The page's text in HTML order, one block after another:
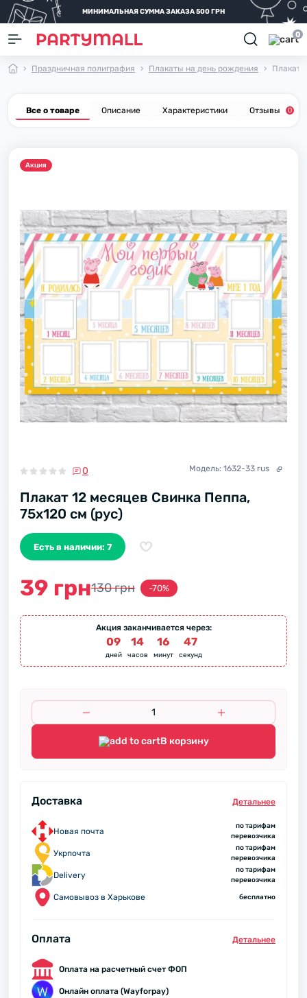
МИНИМАЛЬНАЯ СУММА ЗАКАЗА 500 ГРН
0
Праздничная полиграфия Плакаты на день рождения Плакат
Все о товаре Описание Характеристики Отзывы 0
Акция
0 Модель: 1632-33 rus
Плакат 12 месяцев Свинка Пеппа,
75х120 см (рус)
Есть в наличии: 7
39 грн130 грн -70%
Акция заканчивается через:
09
дней
14
часов
16
минут
46
секунд
В корзину
Доставка Детальнее
Новая почта
по тарифам
перевозчика
Укрпочта
по тарифам
перевозчика
Delivery
по тарифам
перевозчика
Самовывоз в Харькове бесплатно
Оплата Детальнее
Оплата на расчетный счет ФОП
Онлайн оплата (Wayforpay)